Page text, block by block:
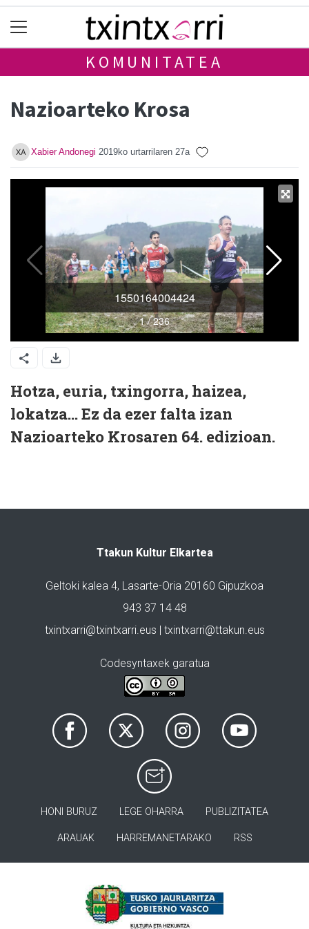
KOMUNITATEA
Nazioarteko Krosa
Xabier Andonegi 2019ko urtarrilaren 27a
Hotza, euria, txingorra, haizea,
lokatza... Ez da ezer falta izan
Nazioarteko Krosaren 64. edizioan.
Ttakun Kultur Elkartea
Geltoki kalea 4, Lasarte-Oria 20160 Gipuzkoa
943 37 14 48
txintxarri@txintxarri.eus | txintxarri@ttakun.eus
Codesyntaxek garatua
HONI BURUZ LEGE OHARRA PUBLIZITATEA
ARAUAK HARREMANETARAKO RSS